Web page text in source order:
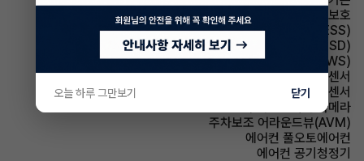
에어백 무릎보호
주행안전 급제동경보시스템(ESS)
주행안전 후측방경보시스템(BSD)
주행안전 차선이탈경보(LDWS)
주차보조 전방감지센서
주차보조 후방감지센서
주차보조 후방카메라
주차보조 어라운드뷰(AVM)
에어컨 풀오토에어컨
에어컨 공기청정기
오늘 하루 그만보기 닫기